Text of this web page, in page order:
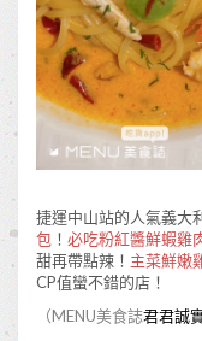
捷運中山站的人氣義大
包 ！ 必吃粉紅醬鮮蝦雞
甜再帶點辣！ 主菜鮮嫩
CP值蠻不錯的店！
（MENU美食誌君君誠